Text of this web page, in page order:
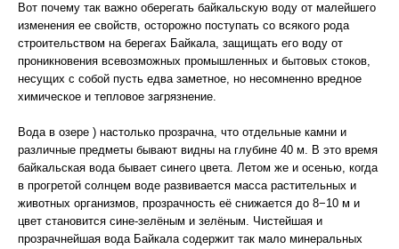
Вот почему так важно оберегать байкальскую воду от малейшего
изменения ее свойств, осторожно поступать со всякого рода
строительством на берегах Байкала, защищать его воду от
проникновения всевозможных промышленных и бытовых стоков,
несущих с собой пусть едва заметное, но несомненно вредное
химическое и тепловое загрязнение.
Вода в озере ) настолько прозрачна, что отдельные камни и
различные предметы бывают видны на глубине 40 м. В это время
байкальская вода бывает синего цвета. Летом же и осенью, когда
в прогретой солнцем воде развивается масса растительных и
животных организмов, прозрачность её снижается до 8−10 м и
цвет становится сине-зелёным и зелёным. Чистейшая и
прозрачнейшая вода Байкала содержит так мало минеральных